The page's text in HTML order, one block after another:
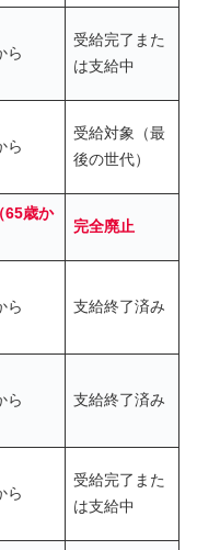
ら
受給完了また
は支給中
ら
受給対象（最
後の世代）
65歳か
完全廃止
ら 支給終了済み
ら 支給終了済み
ら
受給完了また
は支給中